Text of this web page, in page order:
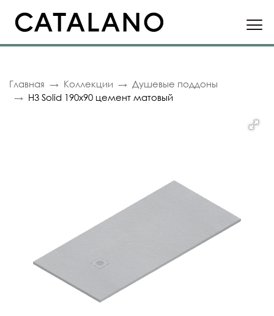
Главная Коллекции
Душевые поддоны
H3 Solid 190x90 цемент матовый